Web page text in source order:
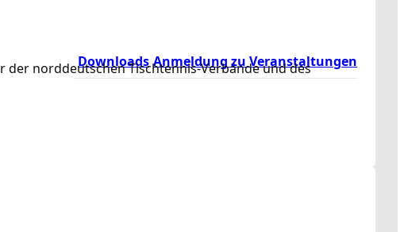
Downloads Anmeldung zu Veranstaltungen
der norddeutschen Tischtennis-Verbände und des